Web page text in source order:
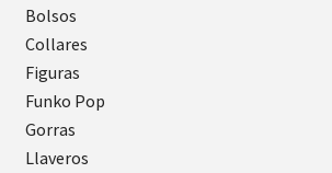
Bolsos
Collares
Figuras
Funko Pop
Gorras
Llaveros